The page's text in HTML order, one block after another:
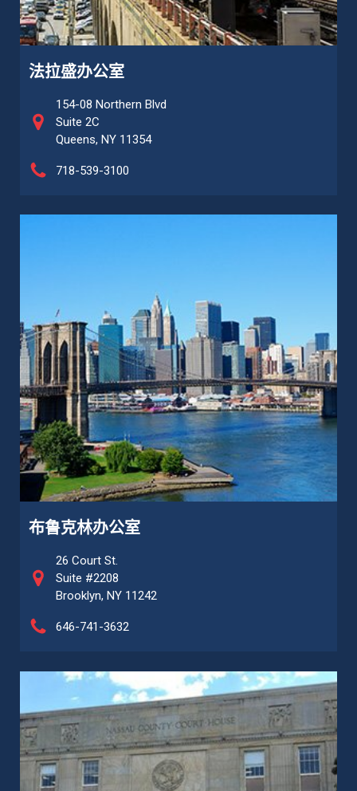
法拉盛办公室
154-08 Northern Blvd
Suite 2C
Queens, NY 11354
718-539-3100
布鲁克林办公室
26 Court St.
Suite #2208
Brooklyn, NY 11242
646-741-3632